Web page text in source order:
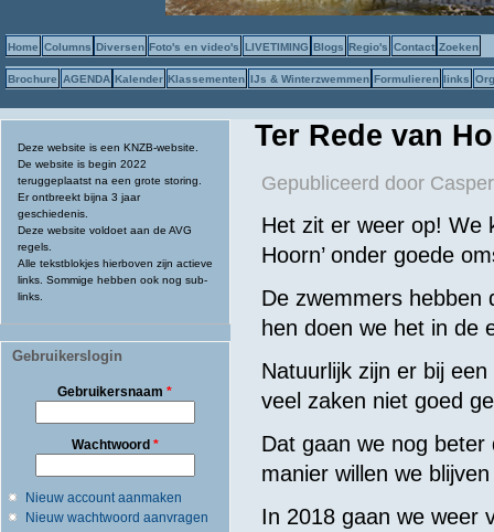
Home Columns Diversen Foto's en video's LIVETIMING Blogs Regio's Contact Zoeken
Brochure AGENDA Kalender Klassementen IJs & Winterzwemmen Formulieren links
Deze website is een KNZB-website.
De website is begin 2022
teruggeplaatst na een grote storing.
Er ontbreekt bijna 3 jaar
geschiedenis.
Deze website voldoet aan de AVG
regels.
Alle tekstblokjes hierboven zijn actieve
links. Sommige hebben ook nog sub-
links.
Gebruikerslogin
Gebruikersnaam*
Wachtwoord *
Nieuw account aanmaken
Nieuw wachtwoord aanvragen
Ter Rede van
Gepubliceerd door
Het zit er weer op! We
Hoorn’ onder goede
De zwemmers hebben
hen doen we het in de
Natuurlijk zijn er bij
veel zaken niet goed
Dat gaan we nog
manier willen we
In 2018 gaan we weer